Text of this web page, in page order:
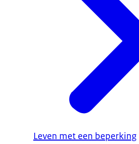
Leven met een beperking